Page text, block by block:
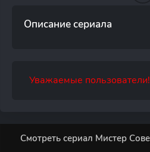
Описание сериала
Уважаемые
Смотреть сериал Мистер